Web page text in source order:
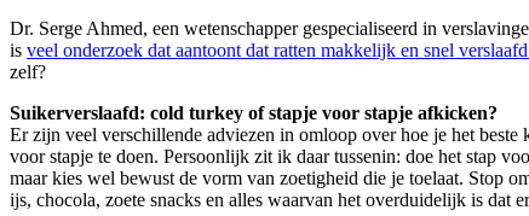
Dr. Serge Ahmed, een wetenschapper gespecialiseerd in
is veel onderzoek dat aantoont dat ratten makkelijk en snel
zelf?
Suikerverslaafd: cold turkey of stapje voor stapje afkicken?
Er zijn veel verschillende adviezen in omloop over hoe je het
voor stapje te doen. Persoonlijk zit ik daar tussenin: doe het stap
maar kies wel bewust de vorm van zoetigheid die je toelaat. Stop
ijs, chocola, zoete snacks en alles waarvan het overduidelijk is dat